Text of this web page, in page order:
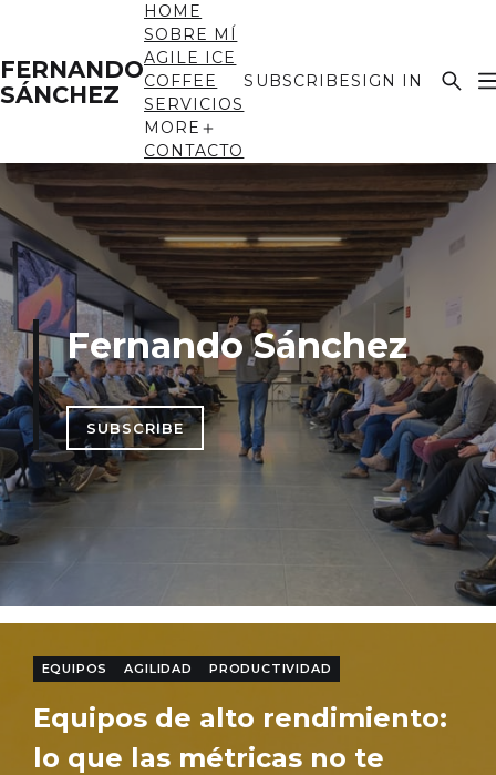
FERNANDO
SÁNCHEZ
HOME
SOBRE MÍ
AGILE ICE
COFFEE
SERVICIOS
MORE
CONTACTO
SUBSCRIBESIGN IN
Fernando Sánchez
SUBSCRIBE
EQUIPOS AGILIDAD PRODUCTIVIDAD
Equipos de alto rendimiento:
lo que las métricas no te